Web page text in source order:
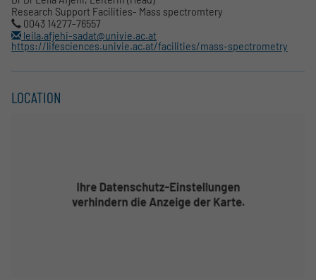
Research Support Facilities- Mass spectromtery
0043 14277-76557
leila.afjehi-sadat@univie.ac.at
https://lifesciences.univie.ac.at/facilities/mass-spectrometry
LOCATION